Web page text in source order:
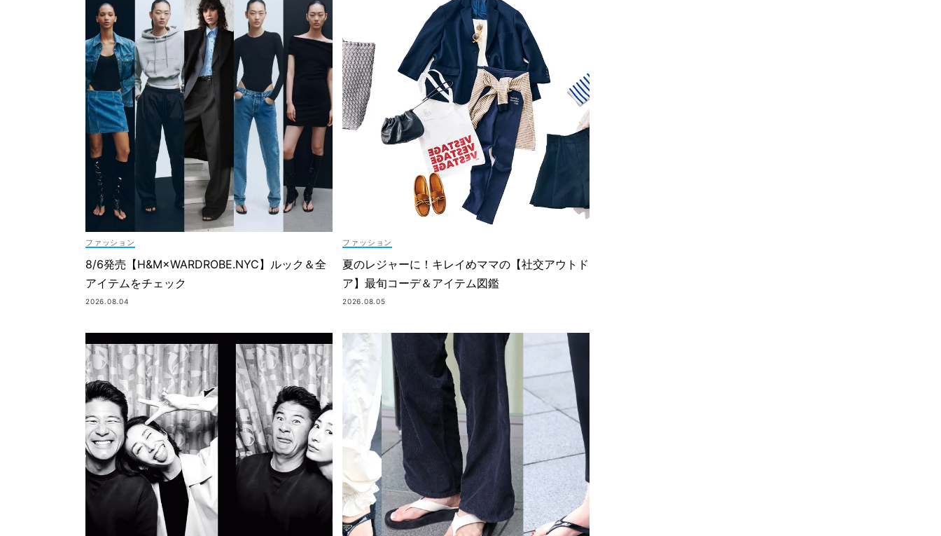
ファッション
8/6発売【H&M×WARDROBE.NYC】ルック＆全
アイテムをチェック
2026.08.04
ファッション
夏のレジャーに！キレイめママの【社交アウトド
ア】最旬コーデ＆アイテム図鑑
2026.08.05